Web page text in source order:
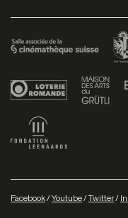
Facebook/Youtube/Twitter/